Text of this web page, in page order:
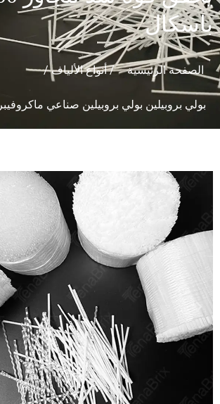
باسكال
الصفحة الرئيسية / أنواع الألياف /
بولي بروبيلين بولي بروبيلين صناعي ماكروفيبر